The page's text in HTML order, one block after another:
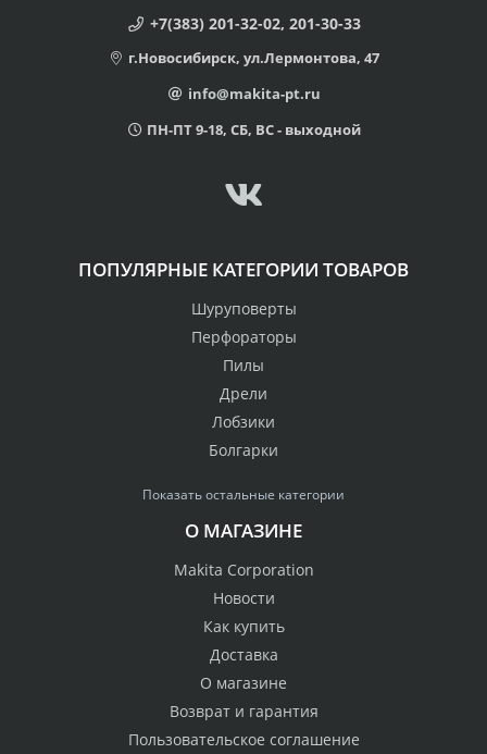
+7(383) 201-32-02, 201-30-33
г.Новосибирск, ул.Лермонтова, 47
info@makita-pt.ru
ПН-ПТ 9-18, СБ, ВС - выходной
ПОПУЛЯРНЫЕ КАТЕГОРИИ ТОВАРОВ
Шуруповерты
Перфораторы
Пилы
Дрели
Лобзики
Болгарки
Показать остальные категории
О МАГАЗИНЕ
Makita Corporation
Новости
Как купить
Доставка
О магазине
Возврат и гарантия
Пользовательское соглашение